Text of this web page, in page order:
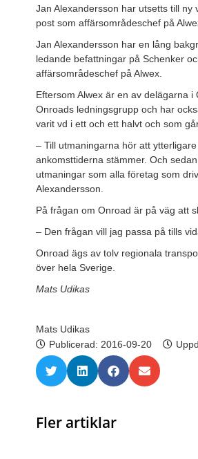
Jan Alexandersson har utsetts till
post som affärsområdeschef på
Jan Alexandersson har en lång
ledande befattningar på Schenker
affärsområdeschef på Alwex.
Eftersom Alwex är en av delägarna
Onroads ledningsgrupp och har
varit vd i ett och ett halvt och som
– Till utmaningarna hör att
ankomsttiderna stämmer. Och
utmaningar som alla företag som
Alexandersson.
På frågan om Onroad är på väg att
– Den frågan vill jag passa på tills
Onroad ägs av tolv regionala
över hela Sverige.
Mats Udikas
Mats Udikas
Publicerad: 2016-09-20
Fler artiklar